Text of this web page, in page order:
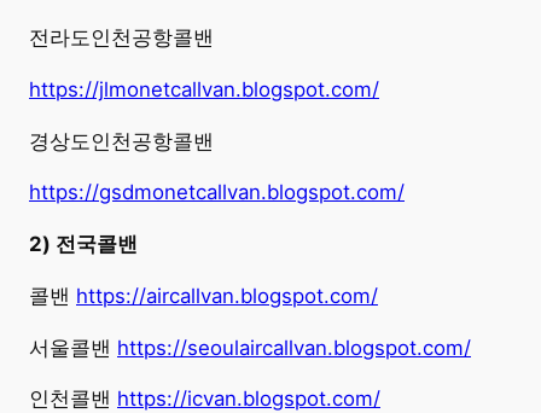
전라도인천공항콜밴
https://jlmonetcallvan.blogspot.com/
경상도인천공항콜밴
https://gsdmonetcallvan.blogspot.com/
2) 전국콜밴
콜밴 https://aircallvan.blogspot.com/
서울콜밴 https://seoulaircallvan.blogspot.com/
인천콜밴 https://icvan.blogspot.com/